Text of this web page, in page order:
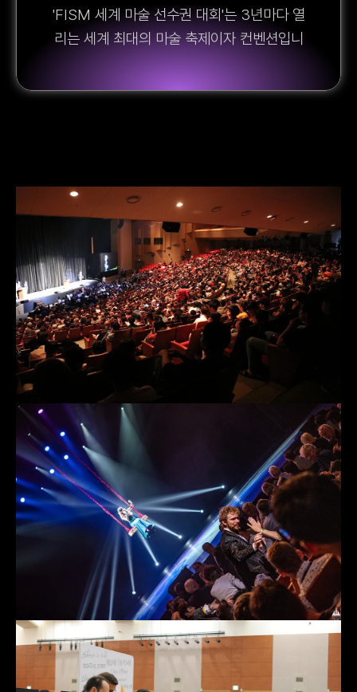
'FISM 세계 마술 선수권 대회'는 3년마다 열
리는 세계 최대의 마술 축제이자 컨벤션입니
다. 부산에서 열린 이 행사에는 55개국에서
온 2,600명 이상의 전문가와 아티스트가 참